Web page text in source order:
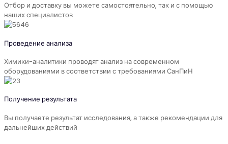
Отбор и доставку вы можете самостоятельно, так и с помощью
наших специалистов
Проведение анализа
Химики-аналитики проводят анализ на современном
оборудованиями в соответствии с требованиями СанПиН
Получение результата
Вы получаете результат исследования, а также рекомендации для
дальнейших действий